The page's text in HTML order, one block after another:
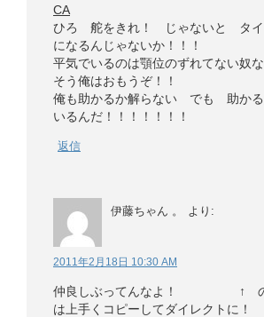
CA
ひろ 舵をきれ！ じゃないと タイ
になるんじゃないか！！！
平気でいるのは顎位のずれてない奴な
そう俺はおもうぞ！！
俺も助かるか解らない でも 助か
いるんだ！！！！！！！
返信
伊藤ちゃん 。 より:
2011年2月18日 10:30 AM
仲良しぶってんなよ！ ↑ の
は上手くコピーしてダイレクトに！